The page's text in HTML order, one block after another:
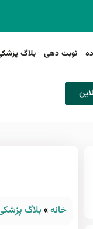
نوبت دهی بلاگ
خانه» بلاگ